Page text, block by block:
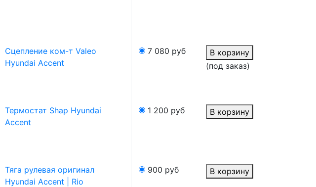
Сцепление ком-т Valeo
Hyundai Accent
7 080 руб
В корзину
(под заказ)
Термостат Shap Hyundai
Accent
1 200 руб В корзину
Тяга рулевая оригинал
Hyundai Accent | Rio
900 руб В корзину